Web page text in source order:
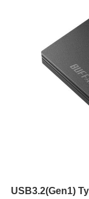
USB3.2(Gen1)